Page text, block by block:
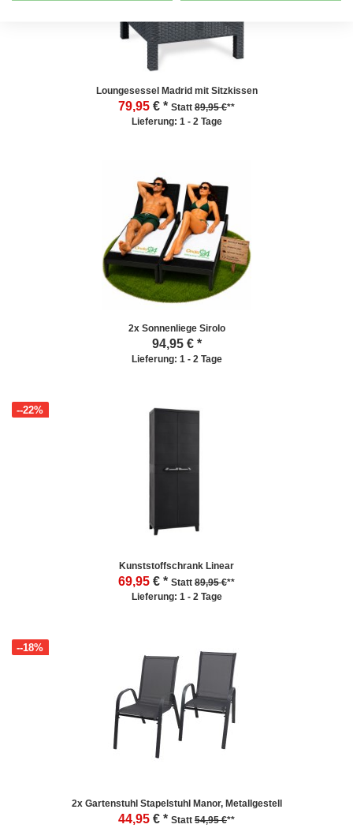
Loungesessel Madrid mit Sitzkissen
79,95 € * Statt 89,95 €**
Lieferung: 1 - 2 Tage
2x Sonnenliege Sirolo
94,95€ *
Lieferung: 1 - 2 Tage
Kunststoffschrank Linear
69,95
--22%
€ * Statt 89,95 €**
Lieferung: 1 - 2 Tage
2x Gartenstuhl Stapelstuhl Manor, Metallgestell
44,95
--18%
€ * Statt 54,95 €**